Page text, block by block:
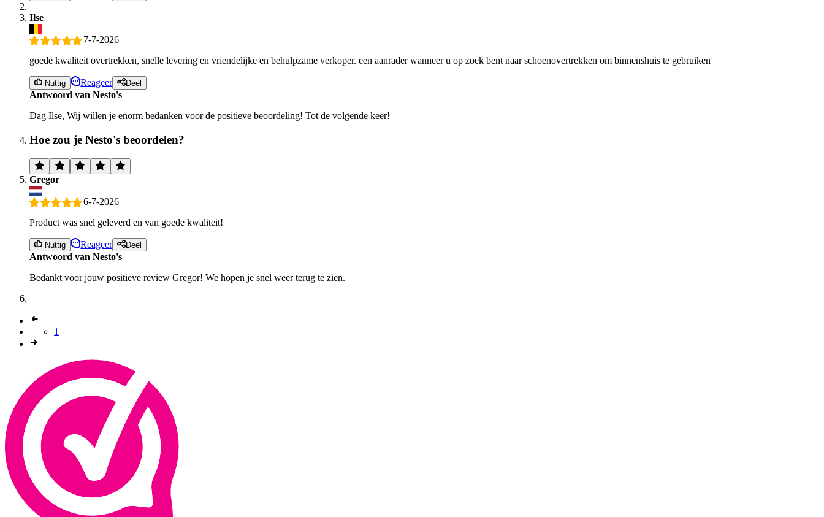
Ilse
7-7-2026
goede kwaliteit overtrekken, snelle levering en vriendelijke en behulpzame verkoper. een aanrader wanneer u op zoek bent naar schoenovertrekken om binnenshuis te gebruiken
Nuttig Reageer Deel
Antwoord van Nesto's
Dag Ilse, Wij willen je enorm bedanken voor de positieve beoordeling! Tot de volgende keer!
Hoe zou je Nesto's beoordelen?
Gregor
6-7-2026
Product was snel geleverd en van goede kwaliteit!
Nuttig Reageer Deel
Antwoord van Nesto's
Bedankt voor jouw positieve review Gregor! We hopen je snel weer terug te zien.
1